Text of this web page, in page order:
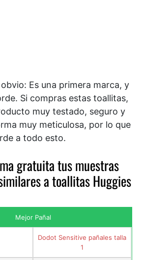
Es una primera marca, y
Si compras estas toallitas,
muy testado, seguro y
muy meticulosa, por lo que
a todo esto.
gratuita tus muestras
a toallitas Huggies
Mejor Pañal
Dodot Sensitive pañales talla
1